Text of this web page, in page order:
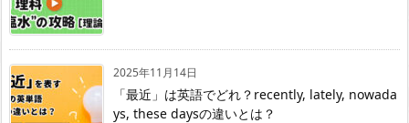
2025年11月14日
「最近」は英語でどれ？recently, lately, nowada
ys, these daysの違いとは？